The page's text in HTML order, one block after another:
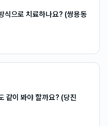
식으로 치료하나요? (쌍용동
같이 봐야 할까요? (당진